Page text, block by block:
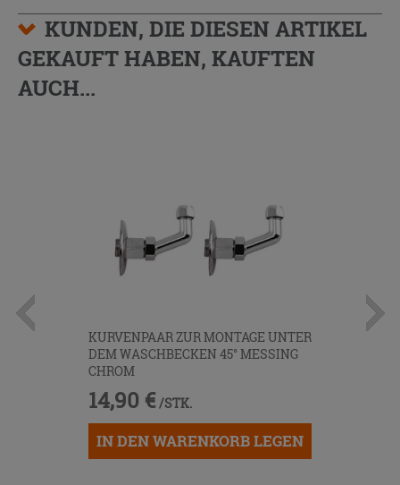
KUNDEN, DIE DIESEN ARTIKEL
GEKAUFT HABEN, KAUFTEN
AUCH...
KURVENPAAR ZUR MONTAGE UNTER
DEM WASCHBECKEN 45° MESSING
CHROM
14,90 € /STK.
IN DEN WARENKORB LEGEN